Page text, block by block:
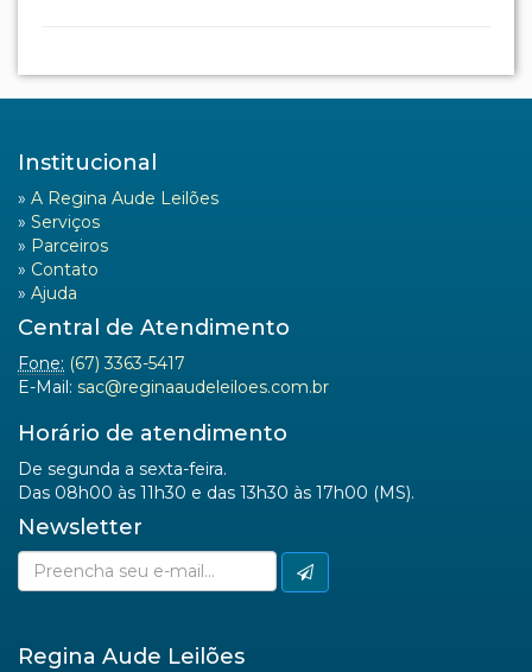
Institucional
» A Regina Aude Leilões
» Serviços
» Parceiros
» Contato
» Ajuda
Central de Atendimento
Fone: (67) 3363-5417
E-Mail: sac@reginaaudeleiloes.com.br
Horário de atendimento
De segunda a sexta-feira.
Das 08h00 às 11h30 e das 13h30 às 17h00 (MS).
Newsletter
Regina Aude Leilões